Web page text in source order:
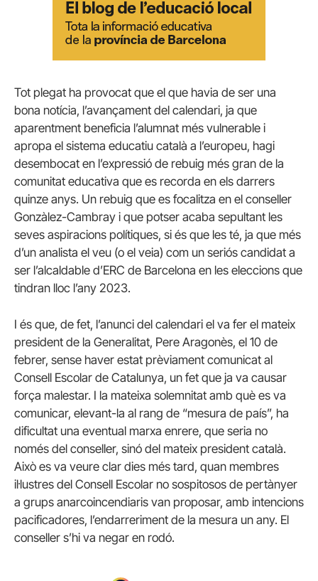
Tot plegat ha provocat que el que havia de ser una
bona notícia, l’avançament del calendari, ja que
aparentment beneficia l’alumnat més vulnerable i
apropa el sistema educatiu català a l’europeu, hagi
desembocat en l’expressió de rebuig més gran de la
comunitat educativa que es recorda en els darrers
quinze anys. Un rebuig que es focalitza en el conseller
Gonzàlez-Cambray i que potser acaba sepultant les
seves aspiracions polítiques, si és que les té, ja que més
d’un analista el veu (o el veia) com un seriós candidat a
ser l’alcaldable d’ERC de Barcelona en les eleccions que
tindran lloc l’any 2023.
I és que, de fet, l’anunci del calendari el va fer el mateix
president de la Generalitat, Pere Aragonès, el 10 de
febrer, sense haver estat prèviament comunicat al
Consell Escolar de Catalunya, un fet que ja va causar
força malestar. I la mateixa solemnitat amb què es va
comunicar, elevant-la al rang de “mesura de país”, ha
dificultat una eventual marxa enrere, que seria no
només del conseller, sinó del mateix president català.
Això es va veure clar dies més tard, quan membres
il·lustres del Consell Escolar no sospitosos de pertànyer
a grups anarcoincendiaris van proposar, amb intencions
pacificadores, l’endarreriment de la mesura un any. El
conseller s’hi va negar en rodó.